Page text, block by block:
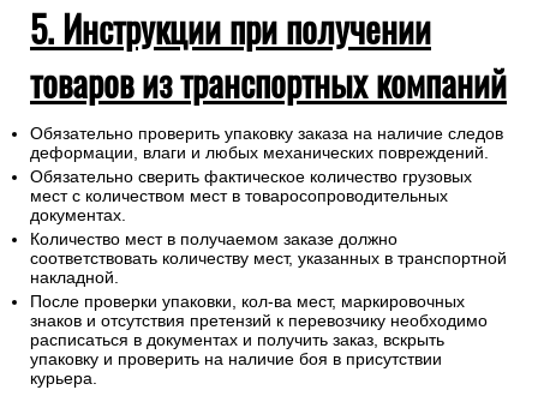
5. Инструкции при получении
товаров из транспортных компаний
Обязательно проверить упаковку заказа на наличие следов
деформации, влаги и любых механических повреждений.
Обязательно сверить фактическое количество грузовых
мест с количеством мест в товаросопроводительных
документах.
Количество мест в получаемом заказе должно
соответствовать количеству мест, указанных в транспортной
накладной.
После проверки упаковки, кол-ва мест, маркировочных
знаков и отсутствия претензий к перевозчику необходимо
расписаться в документах и получить заказ, вскрыть
упаковку и проверить на наличие боя в присутствии
курьера.